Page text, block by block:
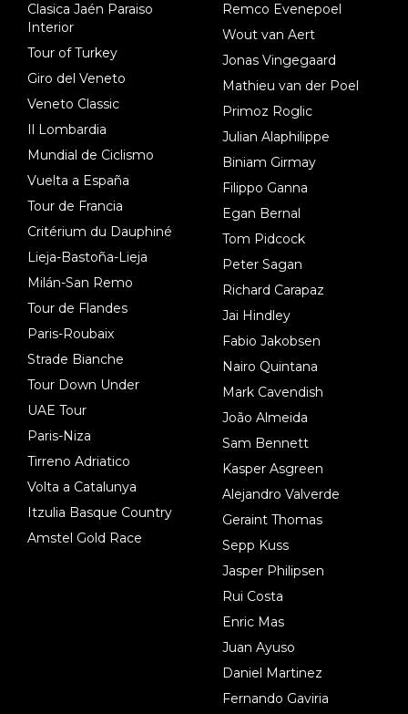
Clasica Jaén Paraiso
Interior
Tour of Turkey
Giro del Veneto
Veneto Classic
Il Lombardia
Mundial de Ciclismo
Vuelta a España
Tour de Francia
Critérium du Dauphiné
Lieja-Bastoña-Lieja
Milán-San Remo
Tour de Flandes
Paris-Roubaix
Strade Bianche
Tour Down Under
UAE Tour
Paris-Niza
Tirreno Adriatico
Volta a Catalunya
Itzulia Basque Country
Amstel Gold Race
Remco Evenepoel
Wout van Aert
Jonas Vingegaard
Mathieu van der Poel
Primoz Roglic
Julian Alaphilippe
Biniam Girmay
Filippo Ganna
Egan Bernal
Tom Pidcock
Peter Sagan
Richard Carapaz
Jai Hindley
Fabio Jakobsen
Nairo Quintana
Mark Cavendish
João Almeida
Sam Bennett
Kasper Asgreen
Alejandro Valverde
Geraint Thomas
Sepp Kuss
Jasper Philipsen
Rui Costa
Enric Mas
Juan Ayuso
Daniel Martinez
Fernando Gaviria